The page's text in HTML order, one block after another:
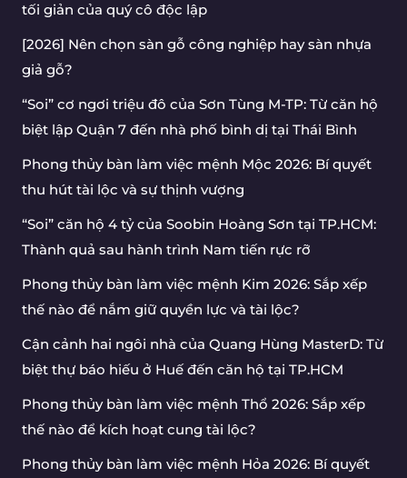
tối giản của quý cô độc lập
[2026] Nên chọn sàn gỗ công nghiệp hay sàn nhựa
giả gỗ?
“Soi” cơ ngơi triệu đô của Sơn Tùng M-TP: Từ căn hộ
biệt lập Quận 7 đến nhà phố bình dị tại Thái Bình
Phong thủy bàn làm việc mệnh Mộc 2026: Bí quyết
thu hút tài lộc và sự thịnh vượng
“Soi” căn hộ 4 tỷ của Soobin Hoàng Sơn tại TP.HCM:
Thành quả sau hành trình Nam tiến rực rỡ
Phong thủy bàn làm việc mệnh Kim 2026: Sắp xếp
thế nào để nắm giữ quyền lực và tài lộc?
Cận cảnh hai ngôi nhà của Quang Hùng MasterD: Từ
biệt thự báo hiếu ở Huế đến căn hộ tại TP.HCM
Phong thủy bàn làm việc mệnh Thổ 2026: Sắp xếp
thế nào để kích hoạt cung tài lộc?
Phong thủy bàn làm việc mệnh Hỏa 2026: Bí quyết